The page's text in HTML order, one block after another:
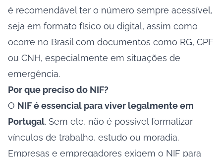
é recomendável ter o número sempre acessível,
seja em formato físico ou digital, assim como
ocorre no Brasil com documentos como RG, CPF
ou CNH, especialmente em situações de
emergência.
Por que preciso do NIF?
O NIF é essencial para viver legalmente em
Portugal. Sem ele, não é possível formalizar
vínculos de trabalho, estudo ou moradia.
Empresas e empregadores exigem o NIF para